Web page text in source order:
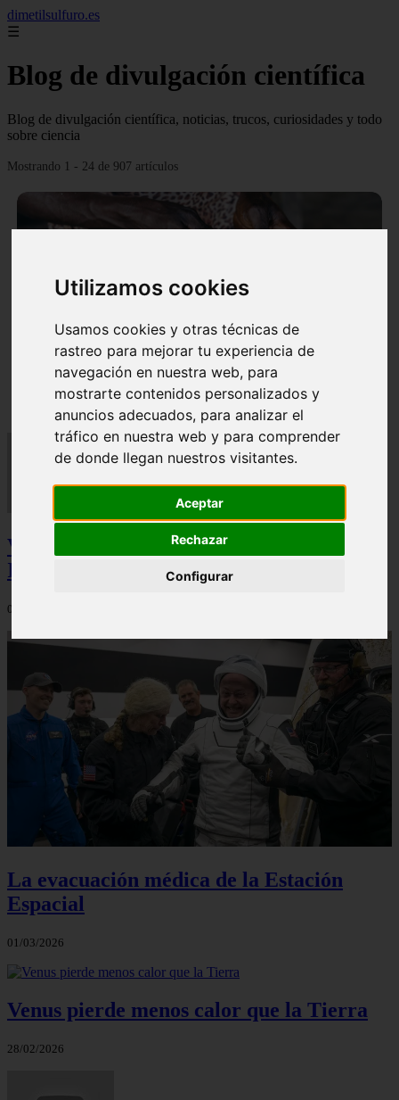
Utilizamos cookies
Usamos cookies y otras técnicas de
rastreo para mejorar tu experiencia de
navegación en nuestra web, para
mostrarte contenidos personalizados y
anuncios adecuados, para analizar el
tráfico en nuestra web y para comprender
de donde llegan nuestros visitantes.
Aceptar
Rechazar
Configurar
dimetilsulfuro.es
☰
Blog de divulgación científica
Blog de divulgación científica, noticias, trucos, curiosidades y todo
sobre ciencia
Mostrando 1 - 24 de 907 artículos
En África harán lo que parecía imposible: Utilizarán
moléculas de agua para cocinar sus alimentos
Video Advertencias desde la cúspide de la
IA: Hinton y el posible colapso social
06/03/2026
La evacuación médica de la Estación
Espacial
01/03/2026
Venus pierde menos calor que la Tierra
28/02/2026